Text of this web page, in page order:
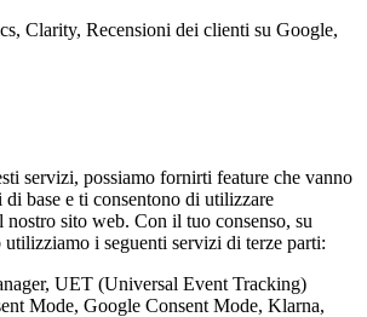
Clarity, Recensioni dei clienti su Google,
servizi, possiamo fornirti feature che vanno
base e ti consentono di utilizzare
nostro sito web. Con il tuo consenso, su
utilizziamo i seguenti servizi di terze parti:
UET (Universal Event Tracking)
Mode, Google Consent Mode, Klarna,